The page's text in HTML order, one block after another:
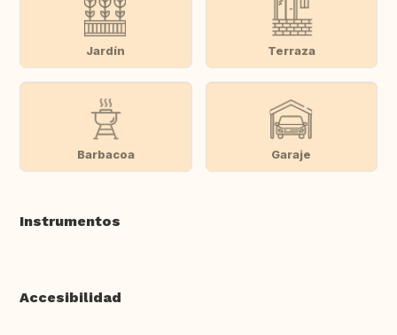
Jardín Terraza
Barbacoa Garaje
Instrumentos
Accesibilidad